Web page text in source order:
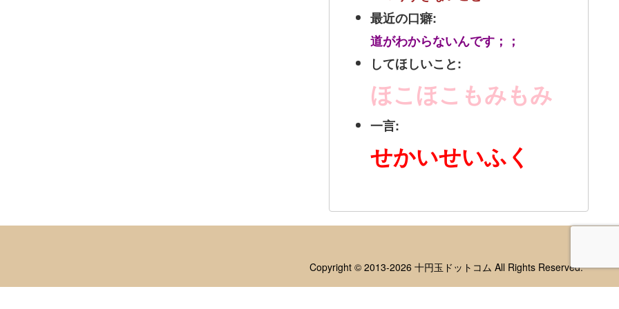
最近の口癖:
道がわからないんです；；
してほしいこと:
ほこほこもみもみ
一言:
せかいせいふく
Copyright © 2013-2026 十円玉ドットコム All Rights Reserved.